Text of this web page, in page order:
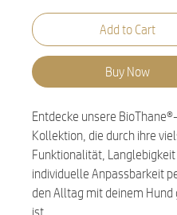
Add to Cart
Buy Now
Entdecke unsere BioThane®-
Kollektion, die durch ihre
Funktionalität, Langlebigkeit
individuelle Anpassbarkeit
den Alltag mit deinem Hund
ist.